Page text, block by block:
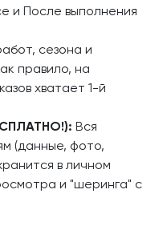
и После выполнения
сезона и
правило, на
хватает 1-й
Вся
(данные, фото,
в личном
и "шеринга" с